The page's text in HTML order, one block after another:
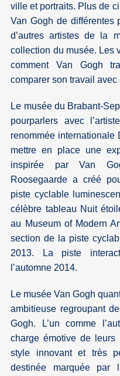
ville et portraits. Plus de
Van Gogh de
d’autres artistes de la
collection du musée. Les
comment Van Gogh
comparer son travail
Le musée du Brabant-
pourparlers avec
renommée internationale
mettre en place une
inspirée par Van
Roosegaarde a créé
piste cyclable
célèbre tableau Nuit
au Museum of Modern
section de la piste
2013. La piste
l’automne 2014.
Le musée Van Gogh
ambitieuse regroupant
Gogh. L’un comme
charge émotive de
style innovant et très
destinée marquée par